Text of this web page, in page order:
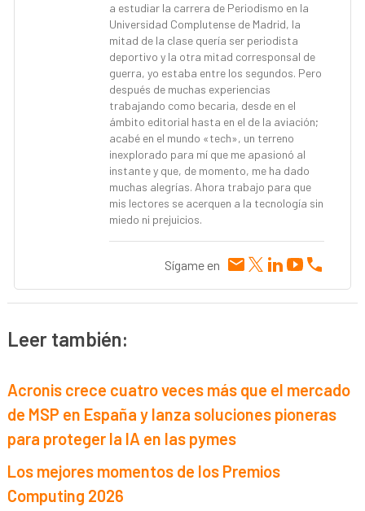
a estudiar la carrera de Periodismo en la
Universidad Complutense de Madrid, la
mitad de la clase quería ser periodista
deportivo y la otra mitad corresponsal de
guerra, yo estaba entre los segundos. Pero
después de muchas experiencias
trabajando como becaria, desde en el
ámbito editorial hasta en el de la aviación;
acabé en el mundo «tech», un terreno
inexplorado para mí que me apasionó al
instante y que, de momento, me ha dado
muchas alegrías. Ahora trabajo para que
mis lectores se acerquen a la tecnología sin
miedo ni prejuicios.
Sígame en
Leer también:
Acronis crece cuatro veces más que el mercado
de MSP en España y lanza soluciones pioneras
para proteger la IA en las pymes
Los mejores momentos de los Premios
Computing 2026